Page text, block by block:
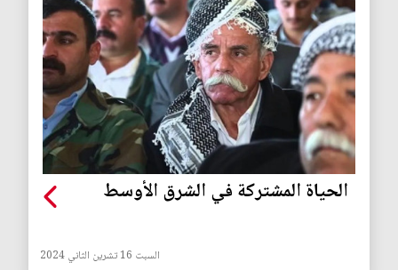
الحياة المشتركة في الشرق الأوسط
السبت 16 تشرين الثاني 2024